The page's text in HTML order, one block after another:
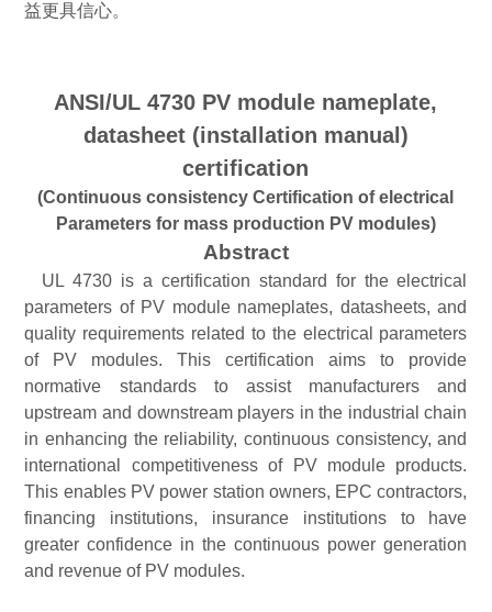
益更具信心。
ANSI/UL 4730 PV module nameplate,
datasheet (installation manual)
certification
(Continuous consistency Certification of electrical
Parameters for mass production PV modules)
Abstract
UL 4730 is a certification standard for the electrical
parameters of PV module nameplates, datasheets, and
quality requirements related to the electrical parameters
of PV modules. This certification aims to provide
normative standards to assist manufacturers and
upstream and downstream players in the industrial chain
in enhancing the reliability, continuous consistency, and
international competitiveness of PV module products.
This enables PV power station owners, EPC contractors,
financing institutions, insurance institutions to have
greater confidence in the continuous power generation
and revenue of PV modules.